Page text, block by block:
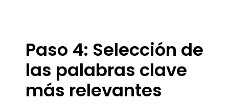
Paso 4: Selección de
las palabras clave
más relevantes